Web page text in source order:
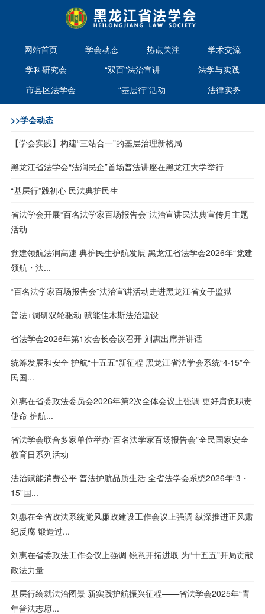
网站首页 学会动态 热点关注
学术交流
学科研究会
“双百”法治宣讲
法学与实践
市县区法学会
“基层行”活动 法律实务
>>学会动态
【学会实践】构建“三站合一”的基层治理新格局
黑龙江省法学会“法润民企”首场普法讲座在黑龙江大学举行
“基层行”践初心 民法典护民生
省法学会开展“百名法学家百场报告会”法治宣讲民法典宣传月主题
活动
党建领航法润高速 典护民生护航发展 黑龙江省法学会2026年“党建
领航・法...
“百名法学家百场报告会”法治宣讲活动走进黑龙江省女子监狱
普法+调研双轮驱动 赋能佳木斯法治建设
省法学会2026年第1次会长会议召开 刘惠出席并讲话
统筹发展和安全 护航“十五五”新征程 黑龙江省法学会系统“4·15”全
民国...
刘惠在省委政法委员会2026年第2次全体会议上强调 更好肩负职责
使命 护航...
省法学会联合多家单位举办“百名法学家百场报告会”全民国家安全
教育日系列活动
法治赋能消费公平 普法护航品质生活 全省法学会系统2026年“3・
15”国...
刘惠在全省政法系统党风廉政建设工作会议上强调 纵深推进正风肃
纪反腐 锻造过...
刘惠在省委政法工作会议上强调 锐意开拓进取 为“十五五”开局贡献
政法力量
基层行绘就法治图景 新实践护航振兴征程——省法学会2025年“青
年普法志愿...